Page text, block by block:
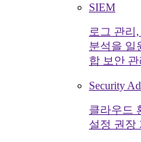
SIEM
로그 관리
분석을 일
합 보안
Security
클라우드
설정 권장